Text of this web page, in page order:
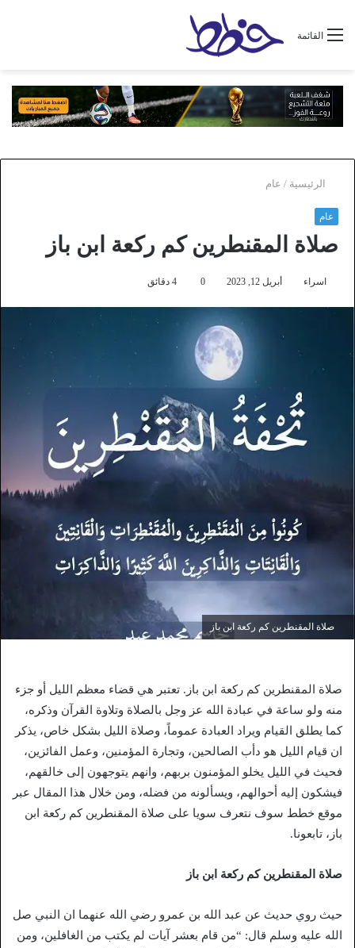
القائمة
الرئيسية / عام
عام
صلاة المقنطرين كم ركعة ابن باز
اسراء أبريل 12, 2023 0
صلاة المقنطرين كم ركعة ابن باز
صلاة المقنطرين كم ركعة ابن باز. تعتبر هي قضاء معظم الليل أو جزء
منه ولو ساعة في عبادة الله عز وجل بالصلاة وتلاوة القرآن وذكره،
كما يطلق القيام ويراد العبادة عموماً، وصلاة الليل بشكل خاص، يذكر
ان قيام الليل هو دأب الصالحين، وتجارة المؤمنين، وعمل الفائزين،
فحيث في الليل يخلو المؤمنون بربهم، وانهم يتوجهون إلى خالقهم،
فيشكون إليه أحوالهم، ويسألونه من فضله، ومن خلال هذا المقال عبر
موقع خطط سوف نتعرف سويا على صلاة المقنطرين كم ركعة ابن
باز، تابعونا.
صلاة المقنطرين كم ركعة ابن باز
حيث روي حديث عن عبد الله بن عمرو رضي الله عنهما ان النبي صل
الله عليه وسلم قال: “من قام بعشر آيات لم يكتب من الغافلين، ومن